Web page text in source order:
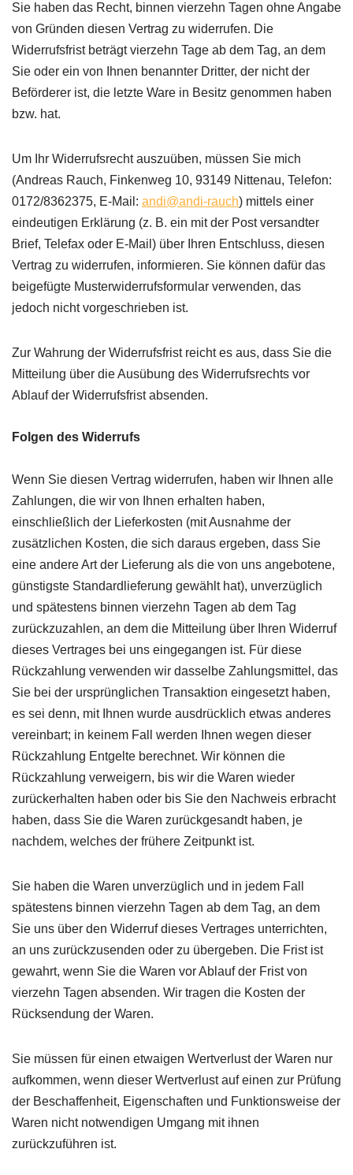
Sie haben das Recht, binnen vierzehn Tagen ohne Angabe
von Gründen diesen Vertrag zu widerrufen. Die
Widerrufsfrist beträgt vierzehn Tage ab dem Tag, an dem
Sie oder ein von Ihnen benannter Dritter, der nicht der
Beförderer ist, die letzte Ware in Besitz genommen haben
bzw. hat.
Um Ihr Widerrufsrecht auszuüben, müssen Sie mich
(Andreas Rauch, Finkenweg 10, 93149 Nittenau, Telefon:
0172/8362375, E-Mail: andi@andi-rauch) mittels einer
eindeutigen Erklärung (z. B. ein mit der Post versandter
Brief, Telefax oder E-Mail) über Ihren Entschluss, diesen
Vertrag zu widerrufen, informieren. Sie können dafür das
beigefügte Musterwiderrufsformular verwenden, das
jedoch nicht vorgeschrieben ist.
Zur Wahrung der Widerrufsfrist reicht es aus, dass Sie die
Mitteilung über die Ausübung des Widerrufsrechts vor
Ablauf der Widerrufsfrist absenden.
Folgen des Widerrufs
Wenn Sie diesen Vertrag widerrufen, haben wir Ihnen alle
Zahlungen, die wir von Ihnen erhalten haben,
einschließlich der Lieferkosten (mit Ausnahme der
zusätzlichen Kosten, die sich daraus ergeben, dass Sie
eine andere Art der Lieferung als die von uns angebotene,
günstigste Standardlieferung gewählt hat), unverzüglich
und spätestens binnen vierzehn Tagen ab dem Tag
zurückzuzahlen, an dem die Mitteilung über Ihren Widerruf
dieses Vertrages bei uns eingegangen ist. Für diese
Rückzahlung verwenden wir dasselbe Zahlungsmittel, das
Sie bei der ursprünglichen Transaktion eingesetzt haben,
es sei denn, mit Ihnen wurde ausdrücklich etwas anderes
vereinbart; in keinem Fall werden Ihnen wegen dieser
Rückzahlung Entgelte berechnet. Wir können die
Rückzahlung verweigern, bis wir die Waren wieder
zurückerhalten haben oder bis Sie den Nachweis erbracht
haben, dass Sie die Waren zurückgesandt haben, je
nachdem, welches der frühere Zeitpunkt ist.
Sie haben die Waren unverzüglich und in jedem Fall
spätestens binnen vierzehn Tagen ab dem Tag, an dem
Sie uns über den Widerruf dieses Vertrages unterrichten,
an uns zurückzusenden oder zu übergeben. Die Frist ist
gewahrt, wenn Sie die Waren vor Ablauf der Frist von
vierzehn Tagen absenden. Wir tragen die Kosten der
Rücksendung der Waren.
Sie müssen für einen etwaigen Wertverlust der Waren nur
aufkommen, wenn dieser Wertverlust auf einen zur Prüfung
der Beschaffenheit, Eigenschaften und Funktionsweise der
Waren nicht notwendigen Umgang mit ihnen
zurückzuführen ist.